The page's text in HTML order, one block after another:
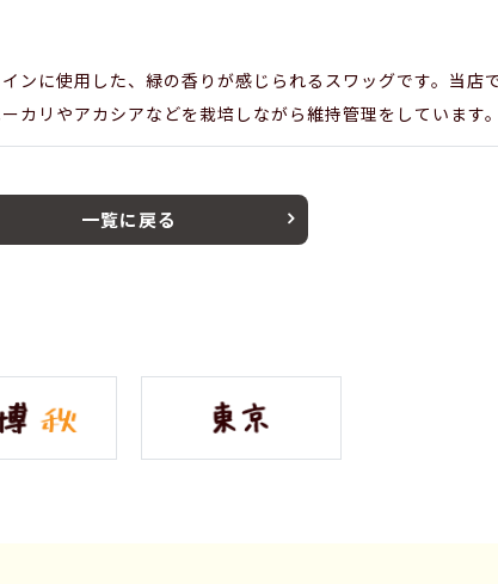
ンに使用した、緑の香りが感じられるスワッグです。当店
カリやアカシアなどを栽培しながら維持管理をしています。
一覧に戻る